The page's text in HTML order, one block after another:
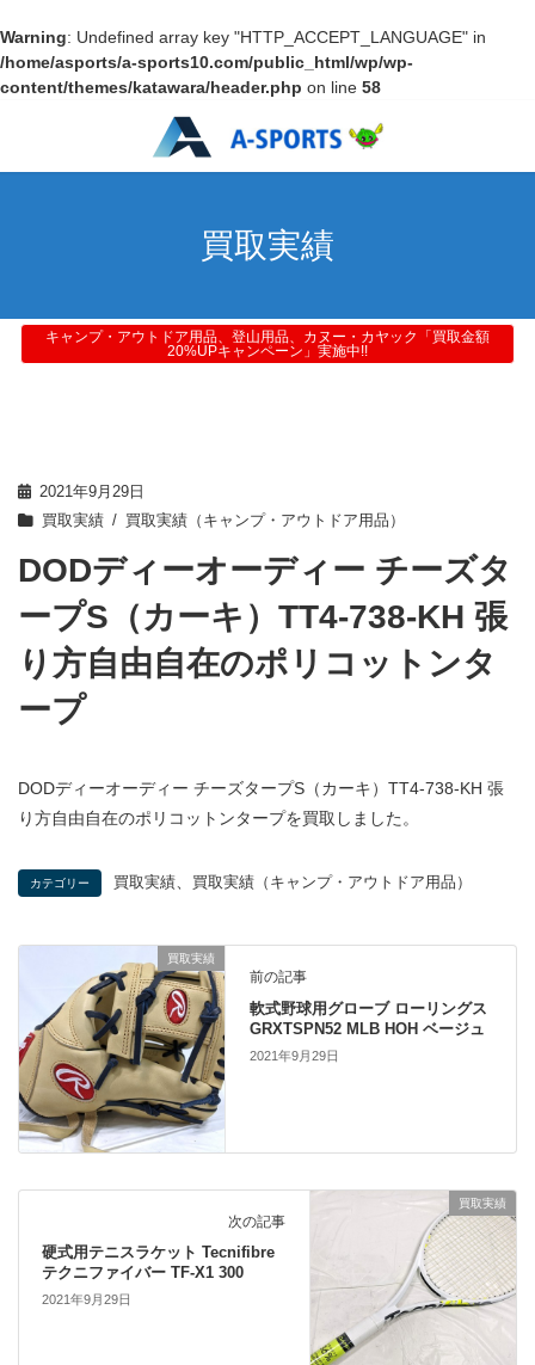
Warning: Undefined array key "HTTP_ACCEPT_LANGUAGE" in
/home/asports/a-sports10.com/public_html/wp/wp-
content/themes/katawara/header.php on line 58
買取実績
キャンプ・アウトドア用品、登山用品、カヌー・カヤック「買取金額
20%UPキャンペーン」実施中!!
2021年9月29日
買取実績
買取実績（キャンプ・アウトドア用品）
DODディーオーディー チーズタ
ープS（カーキ）TT4-738-KH 張
り方自由自在のポリコットンタ
ープ
DODディーオーディー チーズタープS（カーキ）TT4-738-KH 張
り方自由自在のポリコットンタープを買取しました。
カテゴリー 買取実績、 買取実績（キャンプ・アウトドア用品）
買取実績
前の記事
軟式野球用グローブ ローリングス
GRXTSPN52 MLB HOH ベージュ
2021年9月29日
買取実績
次の記事
硬式用テニスラケット Tecnifibre
テクニファイバー TF-X1 300
2021年9月29日